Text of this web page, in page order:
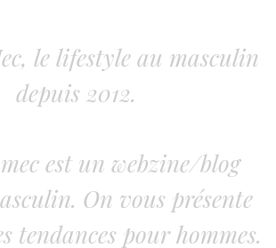
le lifestyle au masculin
depuis 2012.
est un webzine/blog
On vous présente
tendances pour hommes.